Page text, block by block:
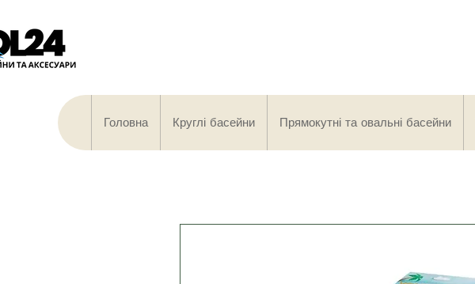
Головна Круглі басейни Прямокутні та овальні басейни